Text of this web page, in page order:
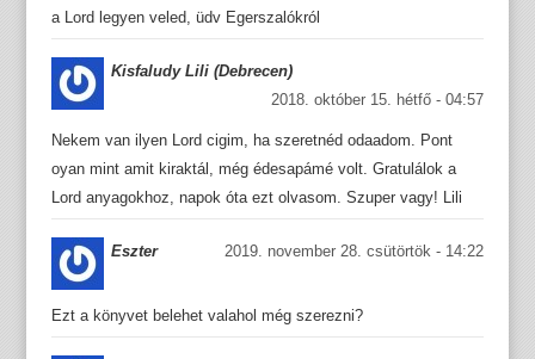
a Lord legyen veled, üdv Egerszalókról
Kisfaludy Lili (Debrecen)
2018. október 15. hétfő - 04:57
Nekem van ilyen Lord cigim, ha szeretnéd odaadom. Pont
oyan mint amit kiraktál, még édesapámé volt. Gratulálok a
Lord anyagokhoz, napok óta ezt olvasom. Szuper vagy! Lili
Eszter 2019. november 28. csütörtök - 14:22
Ezt a könyvet belehet valahol még szerezni?